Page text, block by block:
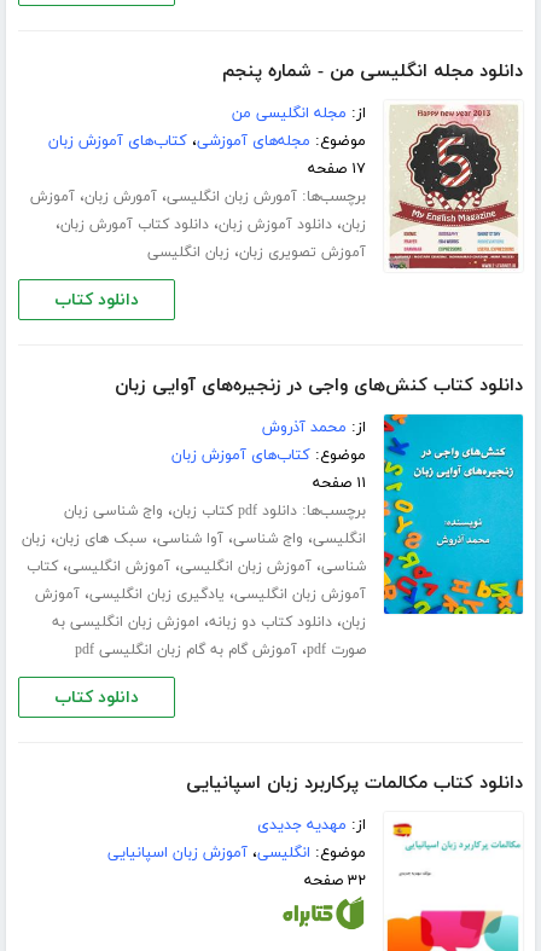
دانلود مجله انگلیسی من - شماره پنجم
از: مجله انگلیسی من
موضوع: مجله‌های آموزشی،کتاب‌های آموزش زبان
۱۷ صفحه
برچسب‌ها:آمورش زبان انگلیسی،آمورش زبان،آموزش
زبان،دانلود آموزش زبان،دانلود کتاب آمورش زبان،
آموزش تصویری زبان، زبان انگلیسی
دانلود کتاب
دانلود کتاب کنش‌های واجی در زنجیره‌های آوایی زبان
از: محمد آذروش
موضوع:کتاب‌های آموزش زبان
۱۱ صفحه
برچسب‌ها:دانلود pdf کتاب زبان ، واج شناسی زبان
انگلیسی، واج شناسی،آوا شناسی، سبک های زبان، زبان
شناسی،آموزش زبان انگلیسی،آموزش انگلیسی،کتاب
آموزش زبان انگلیسی، یادگیری زبان انگلیسی،آموزش
زبان،دانلود کتاب دو زبانه، اموزش زبان انگلیسی به
صورت pdf
،آموزش گام به گام زبان انگلیسی pdf
دانلود کتاب
دانلود کتاب مکالمات پرکاربرد زبان اسپانیایی
از: مهدیه جدیدی
موضوع: انگلیسی،آموزش زبان اسپانیایی
۳۲ صفحه